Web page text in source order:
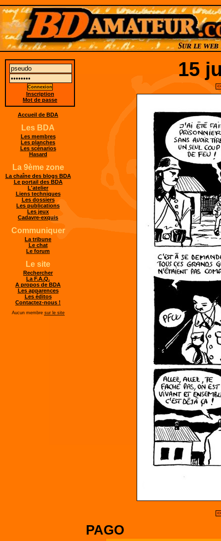
15
PAGO
Inscription
Mot de passe
Accueil de BDA
Les BDA
Les membres
Les planches
Les scénarios
Hasard
La 9ème zone
La chaîne des blogs BDA
Le portail des BDA
L'atelier
Liens techniques
Les dossiers
Les publications
Les jeux
Cadavre-exquis
Communiquer
La tribune
Le chat
Le forum
Le site
Rechercher
La F.A.Q.
A propos de BDA
Les apparences
Les éditos
Contactez-nous !
Aucun membre sur le site